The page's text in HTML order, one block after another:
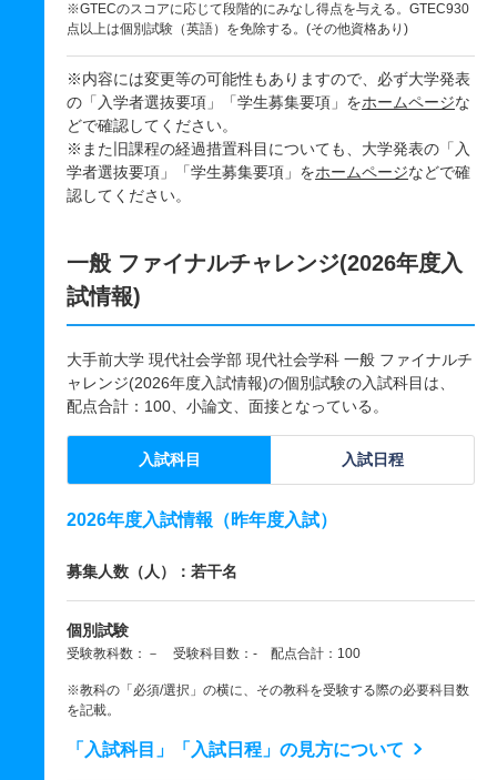
※GTECのスコアに応じて段階的にみなし得点を与える。GTEC930
点以上は個別試験（英語）を免除する。(その他資格あり)
※内容には変更等の可能性もありますので、必ず大学発表
の「入学者選抜要項」「学生募集要項」をホームページな
どで確認してください。
※また旧課程の経過措置科目についても、大学発表の「入
学者選抜要項」「学生募集要項」をホームページなどで確
認してください。
一般 ファイナルチャレンジ(2026年度入
試情報)
大手前大学 現代社会学部 現代社会学科 一般 ファイナルチ
ャレンジ(2026年度入試情報)の個別試験の入試科目は、
配点合計：100、小論文、面接となっている。
入試科目 入試日程
2026年度入試情報（昨年度入試）
募集人数（人）：若干名
個別試験
受験教科数：－ 受験科目数：- 配点合計：100
※教科の「必須/選択」の横に、その教科を受験する際の必要科目数
を記載。
「入試科目」「入試日程」の見方について